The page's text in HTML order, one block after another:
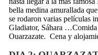
bella medina amurallada
se rodaron varias películas
Gladiator, Sáhara
Ouarzazate. Cena y